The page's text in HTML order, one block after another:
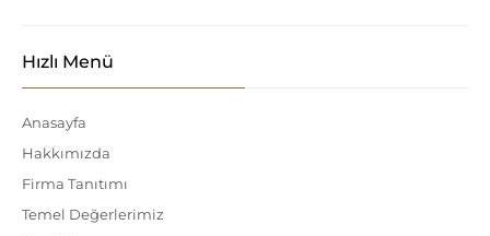
Hızlı Menü
Anasayfa
Hakkımızda
Firma Tanıtımı
Temel Değerlerimiz